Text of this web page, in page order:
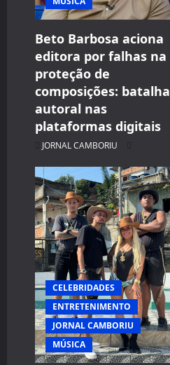
o
n
Beto Barbosa aciona
editora por falhas na
proteção de
composições: batalha
autoral nas
plataformas digitais
JORNAL CAMBORIU
CELEBRIDADES
ENTRETENIMENTO
JORNAL CAMBORIU
MÚSICA